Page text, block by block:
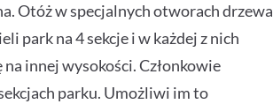
Otóż w specjalnych otworach drzewa
park na 4 sekcje i w każdej z nich
innej wysokości. Członkowie
parku. Umożliwi im to